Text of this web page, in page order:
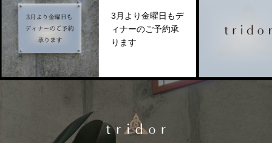
3月より金曜日もデ
ィナーのご予約承
ります